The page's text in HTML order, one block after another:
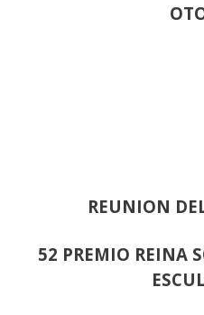
REUNION
52 PREMIO REINA